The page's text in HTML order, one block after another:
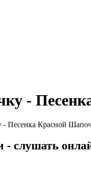
-
Красной
слушать